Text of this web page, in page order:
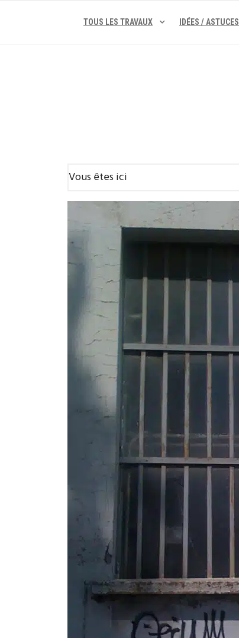
TOUS LES TRAVAUX IDÉES / ASTUCES
Vous êtes ici